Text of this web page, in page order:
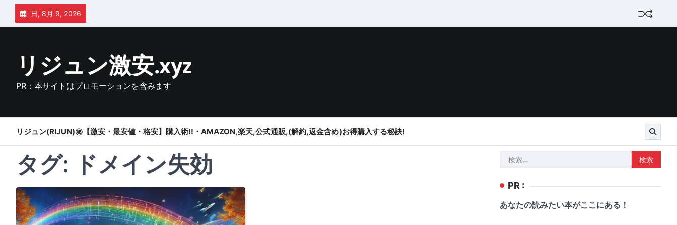
Skip
content
日, 8月 9, 2026
リジュン激安.xyz
PR：本サイトはプロモーションを含みます
リジュン(RIJUN)㊙【激安・最安値・格安】購入術!!・AMAZON,楽天,公式通販,(解約,返金含め)お得購入する秘訣!
タグ: ドメイン失効
索:
PR :
あなたの読みたい本がここにある！